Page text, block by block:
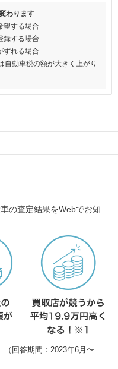
わります
望する場合
録する場合
ずれる場合
自動車税の額が大きく上がり
の査定結果をWebでお知
回答期間：2023年6月〜